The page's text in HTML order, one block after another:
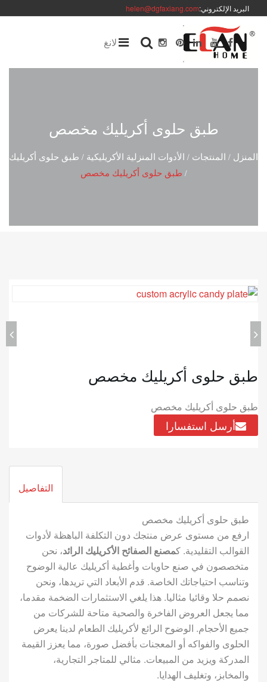
البريد الإلكتروني:helen@dgfaxiang.com
لانغ
طبق حلوى أكريليك مخصص
المنزل / المنتجات / الأدوات المنزلية الأكريليكية / طبق حلوى أكريليك
/ طبق حلوى أكريليك مخصص
طبق حلوى أكريليك مخصص
طبق حلوى أكريليك مخصص
أرسل استفسارا
التفاصيل
طبق حلوى أكريليك مخصص
ارفع من مستوى عرض منتجك دون التكلفة الباهظة لأدوات
القوالب التقليدية. كمصنع الصفائح الأكريليك الرائد، نحن
متخصصون في صنع حاويات وأغطية أكريليك عالية الوضوح
وتناسب احتياجاتك الخاصة. قدم الأبعاد التي تريدها، ونحن
نصمم حلا وقائيا مثاليا. هذا يلغي الاستثمارات الضخمة مقدما،
مما يجعل العروض الفاخرة والصحية متاحة للشركات من
جميع الأحجام. الوضوح الرائع لأكريليك الطعام لدينا يعرض
الحلوى والفواكه أو المعجنات بأفضل صورة، مما يعزز القيمة
المدركة ويزيد من المبيعات. مثالي للمتاجر التجارية،
والمخابز، وتغليف الهدايا.